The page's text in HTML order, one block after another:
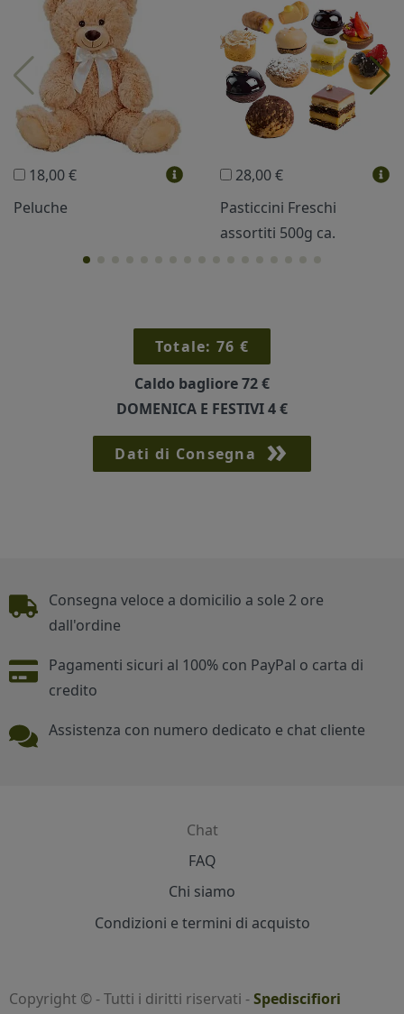
Profumi Collane Lussoni®
Trudi® THUN®
Regali Personalizzati
18,00 €
Peluche
28,00 €
Pasticcini Freschi
assortiti 500g ca.
Totale:76 €
Caldo bagliore72 €
DOMENICA E FESTIVI4 €
Dati di Consegna
Piè di pagina
Consegna veloce a domicilio a sole 2 ore
dall'ordine
Pagamenti sicuri al 100% con PayPal o carta di
credito
Assistenza con numero dedicato e chat cliente
Chat
FAQ
Chi siamo
Condizioni e termini di acquisto
Copyright © - Tutti i diritti riservati -Spediscifiori